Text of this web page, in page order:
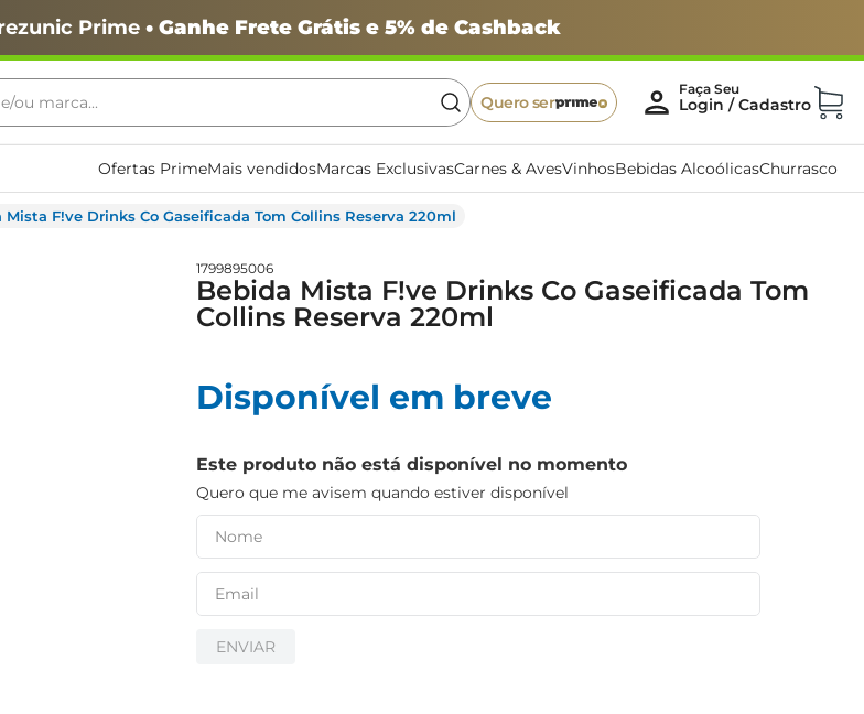
Prime• Ganhe Frete Grátis e 5% de Cashback
e/ou marca...
Quero ser
Ofertas PrimeMais vendidosMarcas ExclusivasCarnes & AvesVinhosBebidas AlcoólicasChurrasco
Mista F!ve Drinks Co Gaseificada Tom Collins Reserva 220ml
1799895006
Bebida Mista F!ve Drinks Co Gaseificada Tom
Collins Reserva 220ml
Disponível em breve
Este produto não está disponível no momento
Quero que me avisem quando estiver disponível
ENVIAR